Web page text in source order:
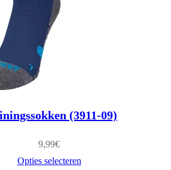
(3911-09)
9,99€
Opties selecteren